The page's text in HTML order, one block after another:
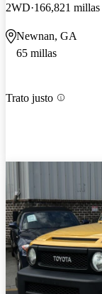
2WD 166,821 millas
Newnan, GA
65 millas
Trato justo